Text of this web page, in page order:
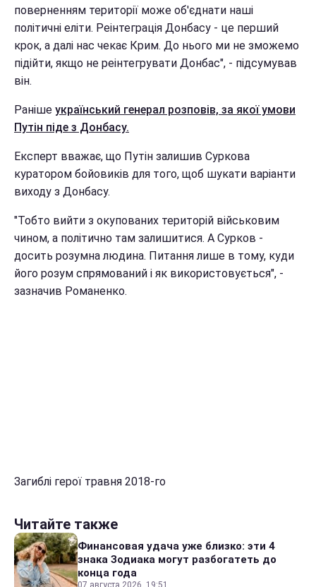
поверненням території може об'єднати наші
політичні еліти. Реінтеграція Донбасу - це перший
крок, а далі нас чекає Крим. До нього ми не зможемо
підійти, якщо не реінтегрувати Донбас", - підсумував
він.
Раніше український генерал розповів, за якої умови
Путін піде з Донбасу.
Експерт вважає, що Путін залишив Суркова
куратором бойовиків для того, щоб шукати варіанти
виходу з Донбасу.
"Тобто вийти з окупованих територій військовим
чином, а політично там залишитися. А Сурков -
досить розумна людина. Питання лише в тому, куди
його розум спрямований і як використовується", -
зазначив Романенко.
Загиблі герої травня 2018-го
Читайте также
Финансовая удача уже близко: эти 4
знака Зодиака могут разбогатеть до
конца года
07 августа 2026, 19:51